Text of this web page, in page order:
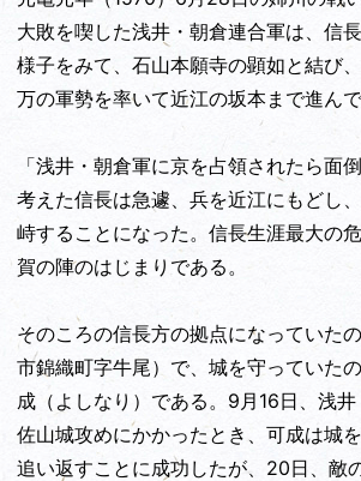
大敗を喫した浅井・朝倉連合軍は、信
様子をみて、石山本願寺の顕如と結び
万の軍勢を率いて近江の坂本まで進んで
「浅井・朝倉軍に京を占領されたら面
考えた信長は急遽、兵を近江にもどし
峙することになった。信長生涯最大の
賀の陣のはじまりである。
そのころの信長方の拠点になっていた
市錦織町字牛尾）で、城を守っていた
成（よしなり）である。9月16日、浅
佐山城攻めにかかったとき、可成は城
追い返すことに成功したが、20日、敵